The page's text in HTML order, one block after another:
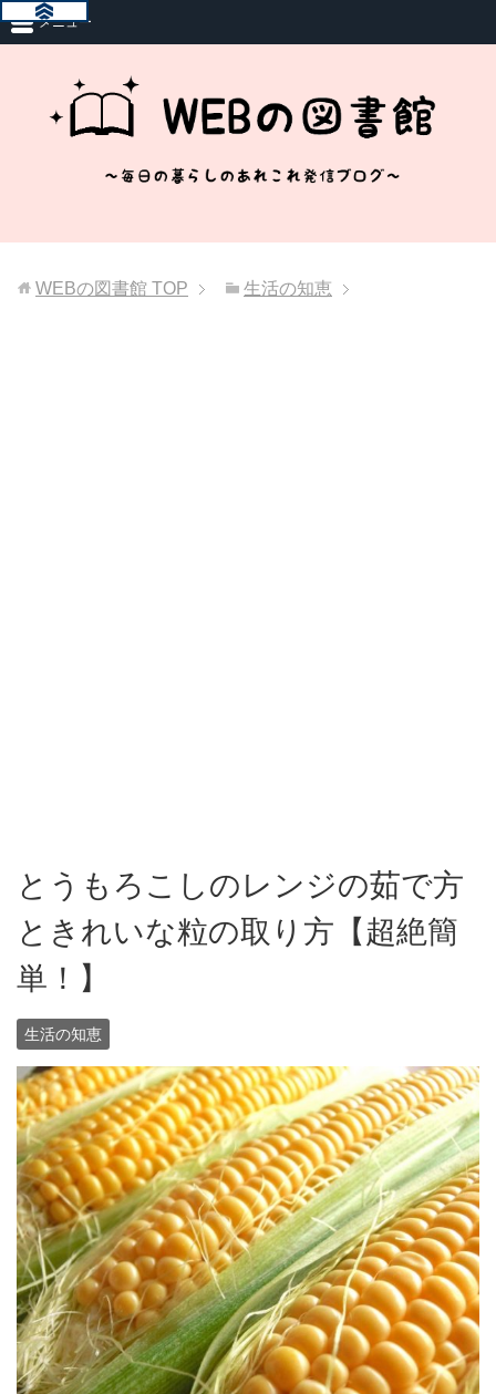
メニュー
WEBの図書館 TOP 生活の知恵
とうもろこしのレンジの茹で方
ときれいな粒の取り方【超絶簡
単！】
生活の知恵